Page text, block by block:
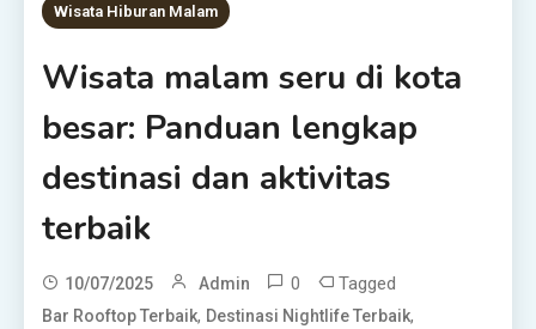
Wisata Hiburan Malam
Wisata malam seru di kota
besar: Panduan lengkap
destinasi dan aktivitas
terbaik
10/07/2025 Admin 0 Tagged
Bar Rooftop Terbaik, Destinasi Nightlife Terbaik,